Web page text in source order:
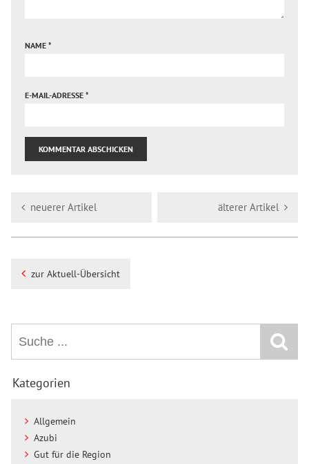
NAME *
E-MAIL-ADRESSE *
neuerer Artikel älterer Artikel
zur Aktuell-Übersicht
Kategorien
Allgemein
Azubi
Gut für die Region